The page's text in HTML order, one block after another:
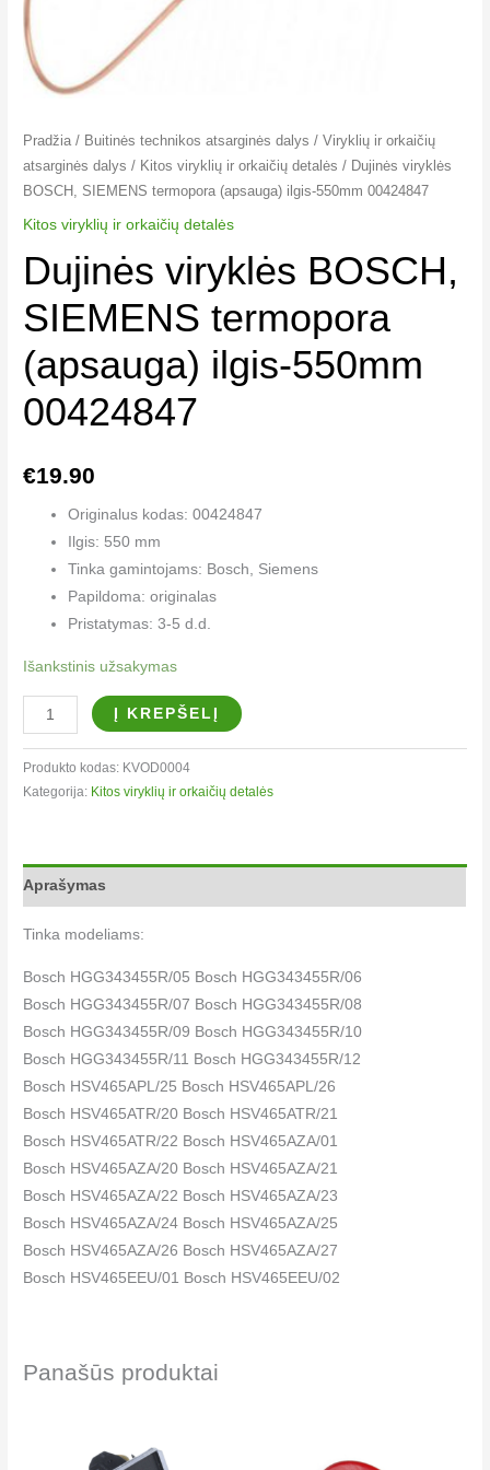
Pradžia / Buitinės technikos atsarginės dalys /Viryklių ir orkaičių
atsarginės dalys / Kitos viryklių ir orkaičių detalės​ / Dujinės viryklės
BOSCH, SIEMENS termopora (apsauga) ilgis-550mm 00424847
Kitos viryklių ir orkaičių detalės​
Dujinės viryklės BOSCH,
SIEMENS termopora
(apsauga) ilgis-550mm
00424847
€19.90
Originalus kodas: 00424847
Ilgis: 550 mm
Tinka gamintojams: Bosch, Siemens
Papildoma: originalas
Pristatymas: 3-5 d.d.
Išankstinis užsakymas
Į KREPŠELĮ
Produkto kodas: KVOD0004
Kategorija: Kitos viryklių ir orkaičių detalės​
Aprašymas
Tinka modeliams:
Bosch HGG343455R/05 Bosch HGG343455R/06
Bosch HGG343455R/07 Bosch HGG343455R/08
Bosch HGG343455R/09 Bosch HGG343455R/10
Bosch HGG343455R/11 Bosch HGG343455R/12
Bosch HSV465APL/25 Bosch HSV465APL/26
Bosch HSV465ATR/20 Bosch HSV465ATR/21
Bosch HSV465ATR/22 Bosch HSV465AZA/01
Bosch HSV465AZA/20 Bosch HSV465AZA/21
Bosch HSV465AZA/22 Bosch HSV465AZA/23
Bosch HSV465AZA/24 Bosch HSV465AZA/25
Bosch HSV465AZA/26 Bosch HSV465AZA/27
Bosch HSV465EEU/01 Bosch HSV465EEU/02
Bosch HSV465EEU/24 Bosch HSV465GEU/01
Bosch HSV465GEU/02 Bosch HSV465GEU/03
Panašūs produktai